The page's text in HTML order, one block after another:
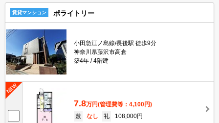
賃貸マンション ポライトリー
小田急江ノ島線/長後駅 徒歩9分
神奈川県藤沢市高倉
築4年
4階建
7.8万円(管理費等：4,100円)
敷
なし 礼
108,000円